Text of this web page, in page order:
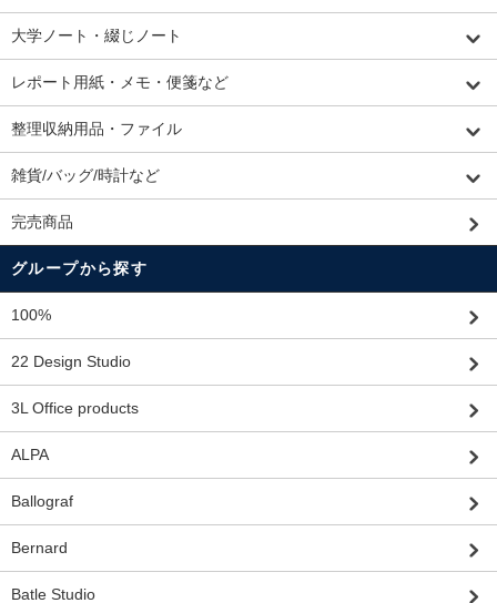
大学ノート・綴じノート
レポート用紙・メモ・便箋など
整理収納用品・ファイル
雑貨/バッグ/時計など
完売商品
グループから探す
100%
22 Design Studio
3L Office products
ALPA
Ballograf
Bernard
Batle Studio